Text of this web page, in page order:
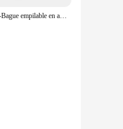
MODIAN-Bague empilable en argent regardé 925 pour femme, matiques géométriques, vague classique, bijoux de fête exquis, mode simple